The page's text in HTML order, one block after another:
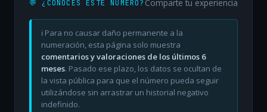
💬 ¿CONOCES ESTE NÚMERO? Comparte tu experiencia
ℹ️ Para no causar daño permanente a la
numeración, esta página solo muestra
comentarios y valoraciones de los últimos 6
meses. Pasado ese plazo, los datos se ocultan de
la vista pública para que el número pueda seguir
utilizándose sin arrastrar un historial negativo
indefinido.